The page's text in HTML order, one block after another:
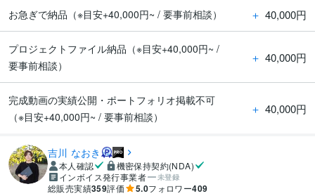
お急ぎで納品（※目安+40,000円~ / 要事前相談） ＋ 40,000円
プロジェクトファイル納品（※目安+40,000円~ /
要事前相談）
＋ 40,000円
完成動画の実績公開・ポートフォリオ掲載不可
（※目安+40,000円~ / 要事前相談）
＋ 40,000円
吉川 なおき
本人確認
機密保持契約(NDA)
インボイス発行事業者
未登録
総販売実績359評価 5.0フォロワー409